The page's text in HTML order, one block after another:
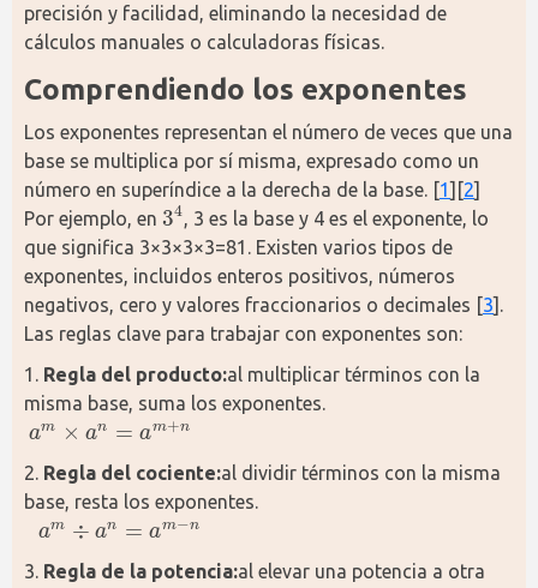
precisión y facilidad, eliminando la necesidad de
cálculos manuales o calculadoras físicas.
Comprendiendo los exponentes
Los exponentes representan el número de veces que una
base se multiplica por sí misma, expresado como un
número en superíndice a la derecha de la base. [1][2]
Por ejemplo, en 34
34, 3 es la base y 4 es el exponente, lo
que significa 3×3×3×3=81. Existen varios tipos de
exponentes, incluidos enteros positivos, números
negativos, cero y valores fraccionarios o decimales [3].
Las reglas clave para trabajar con exponentes son:
1. Regla del producto:al multiplicar términos con la
misma base, suma los exponentes.
am × an = am+n
am ×a n=a m+ n
2. Regla del cociente:al dividir términos con la misma
base, resta los exponentes.
am ÷ an = am−n
am ÷an=a m− n
3. Regla de la potencia:al elevar una potencia a otra